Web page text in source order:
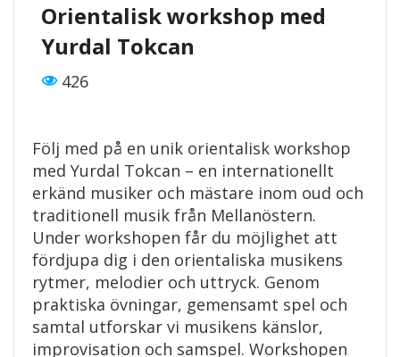
Orientalisk workshop med
Yurdal Tokcan
426
Följ med på en unik orientalisk workshop
med Yurdal Tokcan – en internationellt
erkänd musiker och mästare inom oud och
traditionell musik från Mellanöstern.
Under workshopen får du möjlighet att
fördjupa dig i den orientaliska musikens
rytmer, melodier och uttryck. Genom
praktiska övningar, gemensamt spel och
samtal utforskar vi musikens känslor,
improvisation och samspel. Workshopen